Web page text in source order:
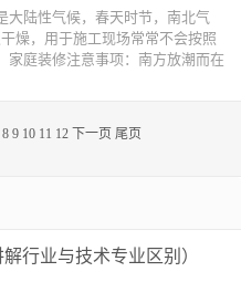
大陆性气候，春天时节，南北气
燥，用于施工现场常常不会按照
家庭装修注意事项：南方放潮而在
8 9 10 11 12 下一页 尾页
行业与技术专业区别）